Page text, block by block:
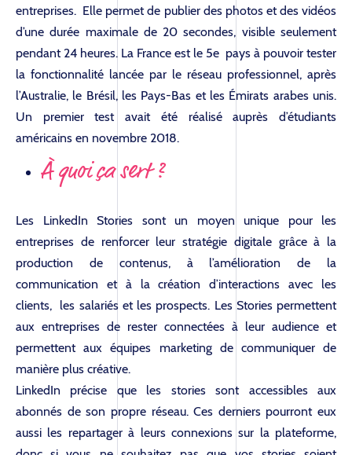
entreprises. Elle permet de publier des photos et des vidéos
d’une durée maximale de 20 secondes, visible seulement
pendant 24 heures. La France est le 5e pays à pouvoir tester
la fonctionnalité lancée par le réseau professionnel, après
l’Australie, le Brésil, les Pays-Bas et les Émirats arabes unis.
Un premier test avait été réalisé auprès d’étudiants
américains en novembre 2018.
À quoi ça sert ?
Les LinkedIn Stories sont un moyen unique pour les
entreprises de renforcer leur stratégie digitale grâce à la
production de contenus, à l’amélioration de la
communication et à la création d’interactions avec les
clients, les salariés et les prospects. Les Stories permettent
aux entreprises de rester connectées à leur audience et
permettent aux équipes marketing de communiquer de
manière plus créative.
LinkedIn précise que les stories sont accessibles aux
abonnés de son propre réseau. Ces derniers pourront eux
aussi les repartager à leurs connexions sur la plateforme,